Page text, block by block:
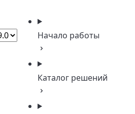
Начало работы
Каталог решений